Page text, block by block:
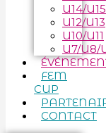
U14/U15
U12/U13
U10/U11
U7/U8/
FEM
CUP
CONTACT